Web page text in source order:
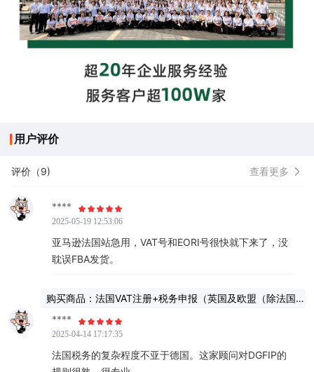
用户评价
评价（9) 查看更多
****
2025-05-19 12:53:06
亚马逊法国站急用，VAT号和EORI号很快就下来了，没
耽误FBA发货。
购买商品：法国VAT注册+税务申报（英国及欧盟（除法国）
公司12个月）
****
2025-04-14 17:17:35
法国税务的复杂程度不亚于德国。这家顾问对DGFIP的